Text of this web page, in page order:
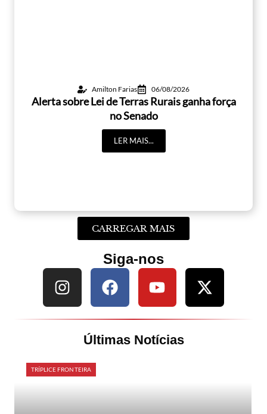
Amilton Farias 06/08/2026
Alerta sobre Lei de Terras Rurais ganha força
no Senado
LER MAIS...
CARREGAR MAIS
Siga-nos
Últimas Notícias
TRÍPLICE FRONTEIRA